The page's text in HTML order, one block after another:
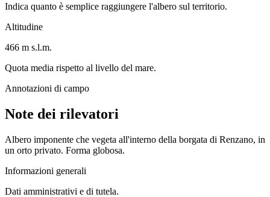
Indica quanto è semplice raggiungere l'albero sul territorio.
Altitudine
466 m s.l.m.
Quota media rispetto al livello del mare.
Annotazioni di campo
Note dei rilevatori
Albero imponente che vegeta all'interno della borgata di Renzano, in
un orto privato. Forma globosa.
Informazioni generali
Dati amministrativi e di tutela.